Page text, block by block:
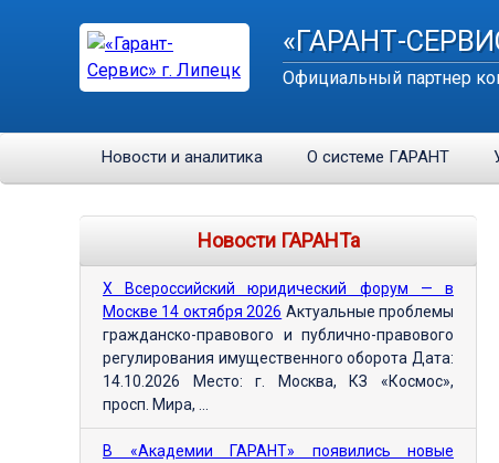
«ГАРАНТ-
Официальный партнер
Новости и аналитика О системе ГАРАНТ
Новости ГАРАНТа
Х Всероссийский юридический форум — в
Москве 14 октября 2026 Актуальные проблемы
гражданско-правового и публично-правового
регулирования имущественного оборота Дата:
14.10.2026 Место: г. Москва, КЗ «Космос»,
просп. Мира, ...
В «Академии ГАРАНТ» появились новые